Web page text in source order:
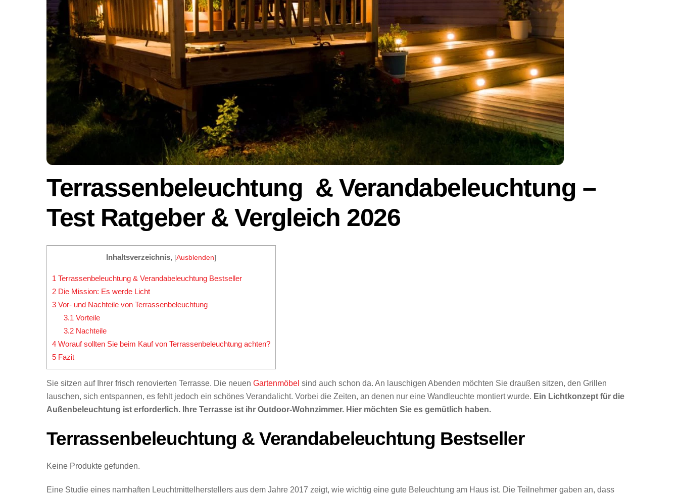
Terrassenbeleuchtung & Verandabeleuchtung –
Test Ratgeber & Vergleich 2026
Inhaltsverzeichnis, [Ausblenden]
1 Terrassenbeleuchtung & Verandabeleuchtung Bestseller
2 Die Mission: Es werde Licht
3 Vor- und Nachteile von Terrassenbeleuchtung
3.1 Vorteile
3.2Nachteile
4 Worauf sollten Sie beim Kauf von Terrassenbeleuchtung achten?
5 Fazit
Sie sitzen auf Ihrer frisch renovierten Terrasse. Die neuen Gartenmöbel sind auch schon da. An lauschigen Abenden möchten Sie draußen sitzen, den Grillen
lauschen, sich entspannen, es fehlt jedoch ein schönes Verandalicht. Vorbei die Zeiten, an denen nur eine Wandleuchte montiert wurde. Ein Lichtkonzept für die
Außenbeleuchtung ist erforderlich. Ihre Terrasse ist ihr Outdoor-Wohnzimmer. Hier möchten Sie es gemütlich haben.
Terrassenbeleuchtung & Verandabeleuchtung Bestseller
Keine Produkte gefunden.
Eine Studie eines namhaften Leuchtmittelherstellers aus dem Jahre 2017 zeigt, wie wichtig eine gute Beleuchtung am Haus ist. Die Teilnehmer gaben an, dass